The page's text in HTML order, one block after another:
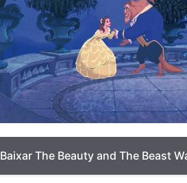
Baixar The Beauty and The Beast